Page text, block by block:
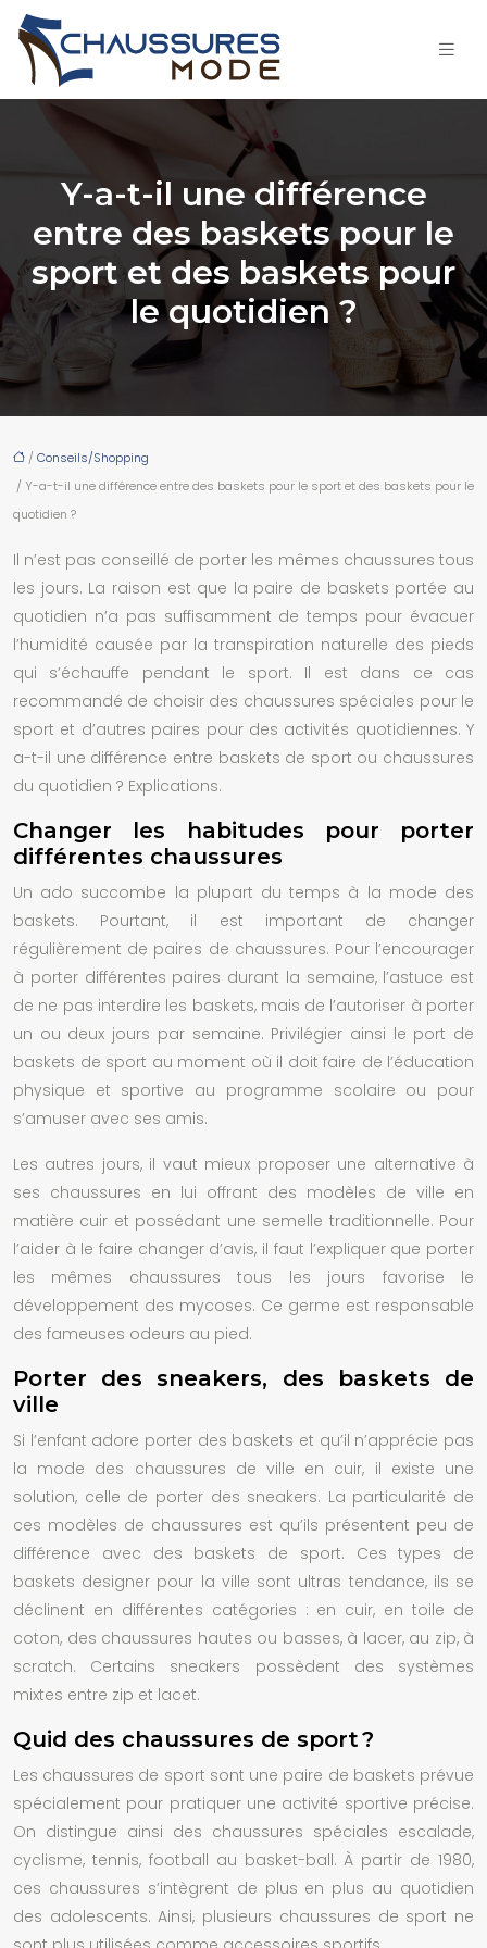
Y-a-t-il une différence
entre des baskets pour le
sport et des baskets pour
le quotidien ?
/ Conseils/Shopping
/ Y-a-t-il une différence entre des baskets pour le sport et des baskets pour le
quotidien ?
Il n’est pas conseillé de porter les mêmes chaussures tous
les jours. La raison est que la paire de baskets portée au
quotidien n’a pas suffisamment de temps pour évacuer
l’humidité causée par la transpiration naturelle des pieds
qui s’échauffe pendant le sport. Il est dans ce cas
recommandé de choisir des chaussures spéciales pour le
sport et d’autres paires pour des activités quotidiennes. Y
a-t-il une différence entre baskets de sport ou chaussures
du quotidien ? Explications.
Changer les habitudes pour porter
différentes chaussures
Un ado succombe la plupart du temps à la mode des
baskets. Pourtant, il est important de changer
régulièrement de paires de chaussures. Pour l’encourager
à porter différentes paires durant la semaine, l’astuce est
de ne pas interdire les baskets, mais de l’autoriser à porter
un ou deux jours par semaine. Privilégier ainsi le port de
baskets de sport au moment où il doit faire de l’éducation
physique et sportive au programme scolaire ou pour
s’amuser avec ses amis.
Les autres jours, il vaut mieux proposer une alternative à
ses chaussures en lui offrant des modèles de ville en
matière cuir et possédant une semelle traditionnelle. Pour
l’aider à le faire changer d’avis, il faut l’expliquer que porter
les mêmes chaussures tous les jours favorise le
développement des mycoses. Ce germe est responsable
des fameuses odeurs au pied.
Porter des sneakers, des baskets de
ville
Si l’enfant adore porter des baskets et qu’il n’apprécie pas
la mode des chaussures de ville en cuir, il existe une
solution, celle de porter des sneakers. La particularité de
ces modèles de chaussures est qu’ils présentent peu de
différence avec des baskets de sport. Ces types de
baskets designer pour la ville sont ultras tendance, ils se
déclinent en différentes catégories : en cuir, en toile de
coton, des chaussures hautes ou basses, à lacer, au zip, à
scratch. Certains sneakers possèdent des systèmes
mixtes entre zip et lacet.
Quid des chaussures de sport ?
Les chaussures de sport sont une paire de baskets prévue
spécialement pour pratiquer une activité sportive précise.
On distingue ainsi des chaussures spéciales escalade,
cyclisme, tennis, football au basket-ball. À partir de 1980,
ces chaussures s’intègrent de plus en plus au quotidien
des adolescents. Ainsi, plusieurs chaussures de sport ne